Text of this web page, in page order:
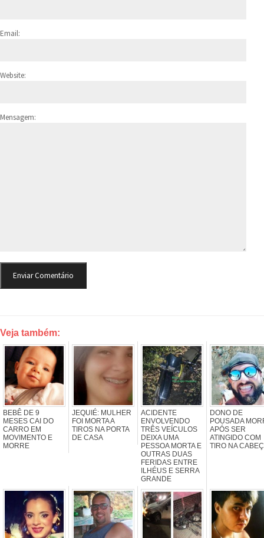
Email:
Website:
Mensagem:
Veja também:
BEBÊ DE 9
MESES CAI DO
CARRO EM
MOVIMENTO E
MORRE
JEQUIÉ: MULHER
FOI MORTA A
TIROS NA PORTA
DE CASA
ACIDENTE
ENVOLVENDO
TRÊS VEÍCULOS
DEIXA UMA
PESSOA MORTA E
OUTRAS DUAS
FERIDAS ENTRE
ILHÉUS E SERRA
GRANDE
DONO DE
POUSADA
APÓS SER
ATINGIDO COM
TIRO NA